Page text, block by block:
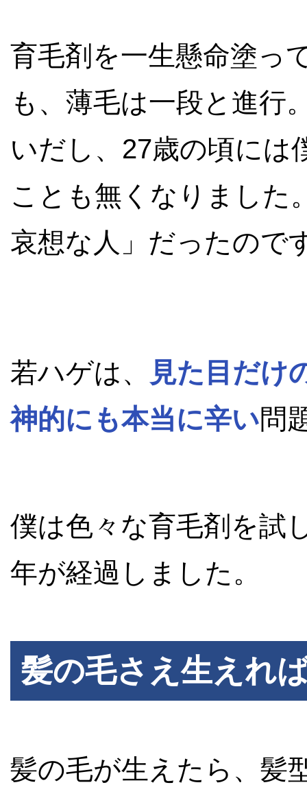
育毛剤を一生懸命塗っ
も、薄毛は一段と進行
いだし、27歳の頃には
ことも無くなりました
哀想な人」だったので
若ハゲは、
見た目だけ
神的にも本当に辛い問
僕は色々な育毛剤を試
年が経過しました。
髪の毛さえ生えれ
髪の毛が生えたら、髪